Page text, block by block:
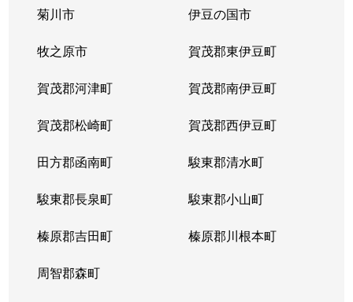
菊川市 伊豆の国市
牧之原市 賀茂郡東伊豆町
賀茂郡河津町 賀茂郡南伊豆町
賀茂郡松崎町 賀茂郡西伊豆町
田方郡函南町 駿東郡清水町
駿東郡長泉町 駿東郡小山町
榛原郡吉田町 榛原郡川根本町
周智郡森町